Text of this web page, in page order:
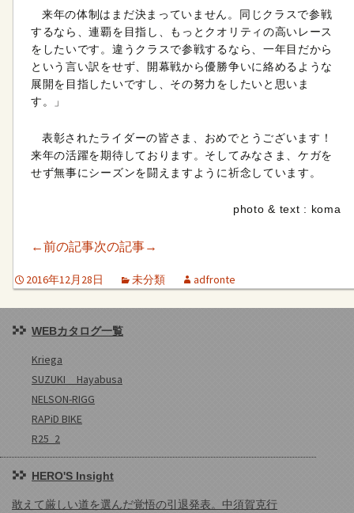
来年の体制はまだ決まっていません。同じクラスで参戦
するなら、連覇を目指し、もっとクオリティの高いレース
をしたいです。違うクラスで参戦するなら、一年目だから
という言い訳をせず、開幕戦から優勝争いに絡めるような
展開を目指したいですし、その努力をしたいと思いま
す。」
表彰されたライダーの皆さま、おめでとうございます！
来年の活躍を期待しております。そしてみなさま、ケガを
せず無事にシーズンを闘えますように祈念しています。
photo & text : koma
←前の記事次の記事→
2016年12月28日 未分類 adfronte
WEBカタログ一覧
Kriega
SUZUKI Hayabusa
NELSON-RIGG
RAPiD BIKE
R25_2
HERO'S Insight
敢えて厳しい道を選んだ覚悟の引退発表。中須賀克行